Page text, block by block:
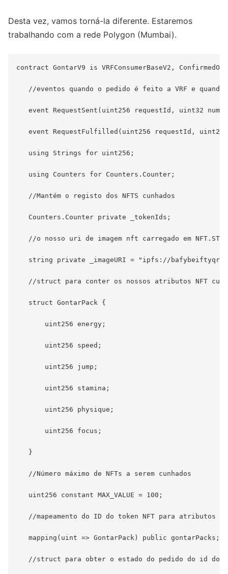
Desta vez, vamos torná-la diferente. Estaremos
trabalhando com a rede Polygon (Mumbai).
contract GontarV9 is VRFConsumerBaseV2,
//eventos quando o pedido é feito a VRF e quando
event RequestSent(uint256 requestId, uint32
event RequestFulfilled(uint256 requestId,
   using Strings for uint256;
   using Counters for Counters.Counter;
   //Mantém o registo dos NFTS cunhados
   Counters.Counter private _tokenIds;
//o nosso uri de imagem nft carregado em
string private _imageURI = "ipfs://
//struct para conter os nossos atributos NFT
   struct GontarPack {
       uint256 energy;
       uint256 speed;
       uint256 jump;
       uint256 stamina;
       uint256 physique;
       uint256 focus;
   }
   //Número máximo de NFTs a serem cunhados
   uint256 constant MAX_VALUE = 100;
   //mapeamento do ID do token NFT para atributos
   mapping(uint => GontarPack) public gontarPacks;
//struct para obter o estado do pedido do id do